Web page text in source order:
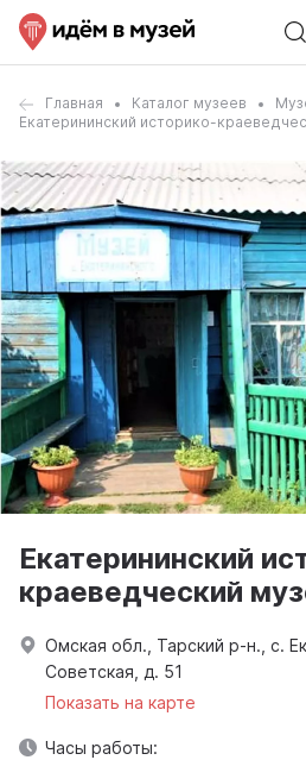
Главная Каталог музеев
Екатерининский историко-
Екатерининский
краеведческий
Омская обл., Тарский р-н., с.
Советская, д. 51
Показать на карте
Часы работы: